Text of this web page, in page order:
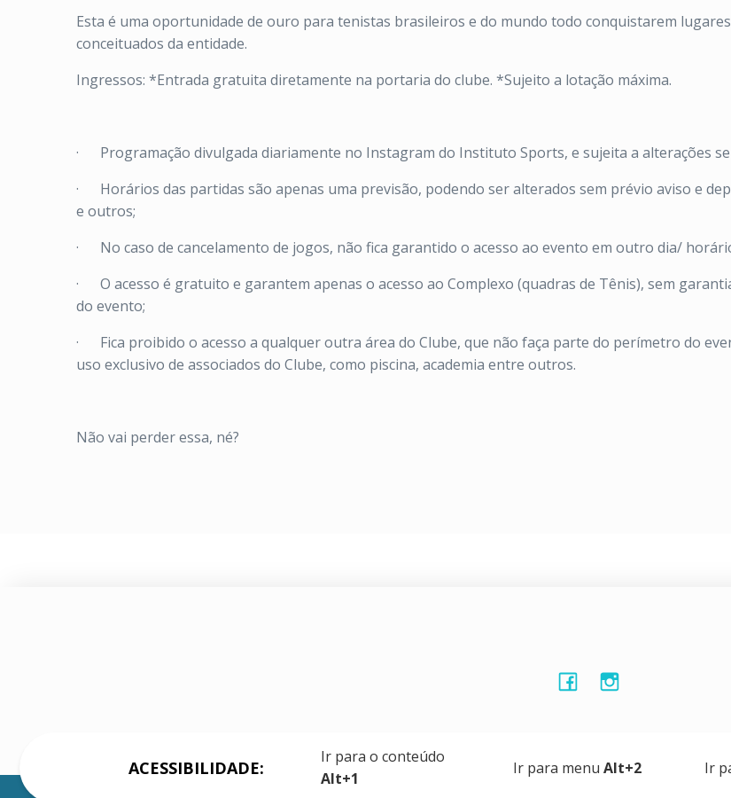
Esta é uma oportunidade de ouro para tenistas brasileiros e do mundo todo conquistarem
conceituados da entidade.
Ingressos: *Entrada gratuita diretamente na portaria do clube. *Sujeito a lotação máxima.
· Programação divulgada diariamente no Instagram do Instituto Sports, e sujeita a alterações
· Horários das partidas são apenas uma previsão, podendo ser alterados sem prévio aviso e
e outros;
· No caso de cancelamento de jogos, não fica garantido o acesso ao evento em outro dia/
· O acesso é gratuito e garantem apenas o acesso ao Complexo (quadras de Tênis), sem
do evento;
· Fica proibido o acesso a qualquer outra área do Clube, que não faça parte do perímetro do
uso exclusivo de associados do Clube, como piscina, academia entre outros.
Não vai perder essa, né?
ACESSIBILIDADE:
Ir para o conteúdo
Alt+1
Ir para menu Alt+2 Ir